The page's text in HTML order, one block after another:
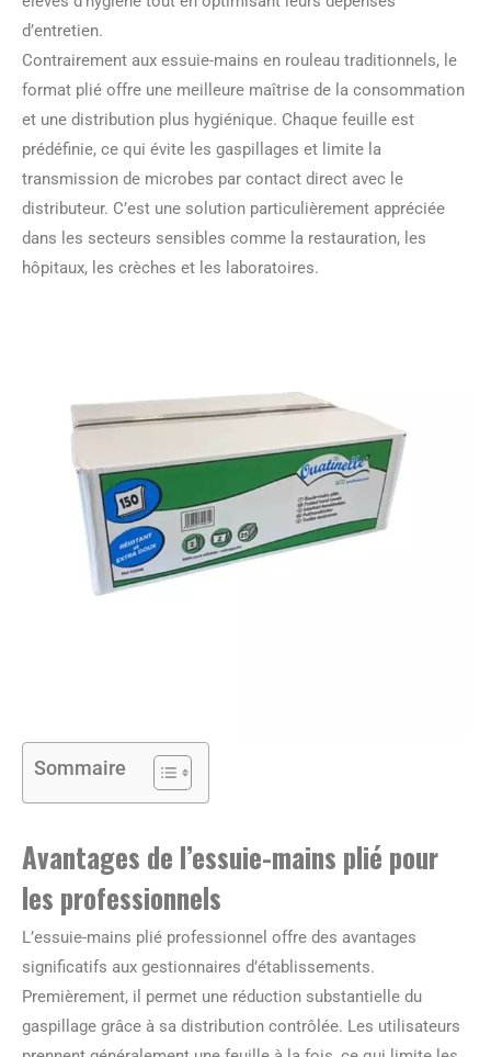
d’entretien.
Contrairement aux essuie-mains en rouleau traditionnels, le
format plié offre une meilleure maîtrise de la consommation
et une distribution plus hygiénique. Chaque feuille est
prédéfinie, ce qui évite les gaspillages et limite la
transmission de microbes par contact direct avec le
distributeur. C’est une solution particulièrement appréciée
dans les secteurs sensibles comme la restauration, les
hôpitaux, les crèches et les laboratoires.
Sommaire
Avantages de l’essuie-mains plié pour
les professionnels
L’essuie-mains plié professionnel offre des avantages
significatifs aux gestionnaires d’établissements.
Premièrement, il permet une réduction substantielle du
gaspillage grâce à sa distribution contrôlée. Les utilisateurs